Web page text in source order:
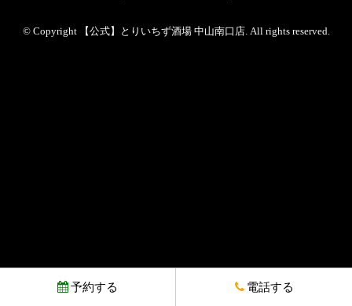
© Copyright 【公式】とりいちず酒場 中山南口店. All rights reserved.
予約する 電話する